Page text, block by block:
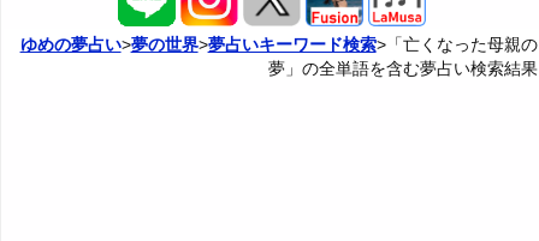
タロットカードで無料占い
命名の姓名判断
ヨセフの夢占い
夢占い掲示板
ゆめの夢占い>夢の世界>夢占いキーワード検索>「亡くなった母親の
夢」の全単語を含む夢占い検索結果